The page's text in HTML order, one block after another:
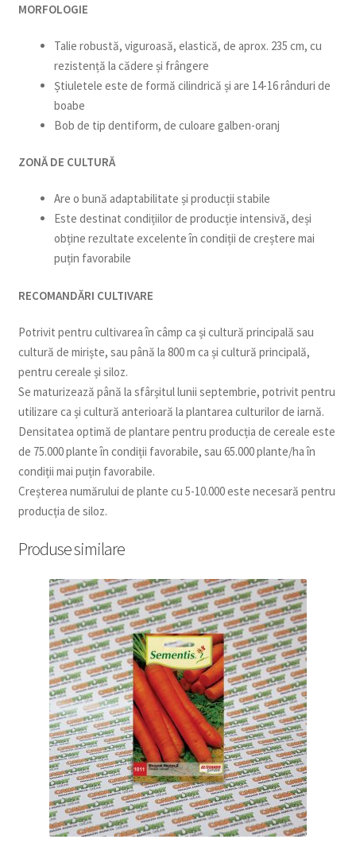
MORFOLOGIE
Talie robustă, viguroasă, elastică, de aprox. 235 cm, cu
rezistență la cădere și frângere
Știuletele este de formă cilindrică și are 14-16 rânduri de
boabe
Bob de tip dentiform, de culoare galben-oranj
ZONĂ DE CULTURĂ
Are o bună adaptabilitate și producții stabile
Este destinat condițiilor de producție intensivă, deși
obține rezultate excelente în condiții de creștere mai
puțin favorabile
RECOMANDĂRI CULTIVARE
Potrivit pentru cultivarea în câmp ca și cultură principală sau
cultură de miriște, sau până la 800 m ca și cultură principală,
pentru cereale și siloz.
Se maturizează până la sfârșitul lunii septembrie, potrivit pentru
utilizare ca și cultură anterioară la plantarea culturilor de iarnă.
Densitatea optimă de plantare pentru producția de cereale este
de 75.000 plante în condiții favorabile, sau 65.000 plante/ha în
condiții mai puțin favorabile.
Creșterea numărului de plante cu 5-10.000 este necesară pentru
producția de siloz.
Produse similare